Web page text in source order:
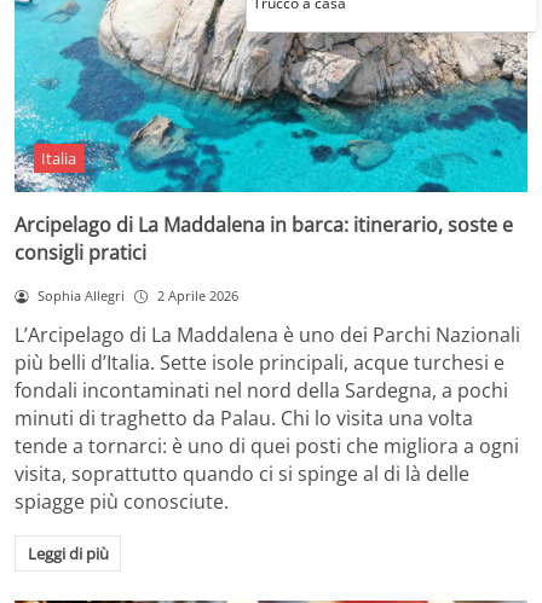
Italia
Arcipelago di La Maddalena in barca: itinerario, soste e
consigli pratici
Sophia Allegri 2 Aprile 2026
L’Arcipelago di La Maddalena è uno dei Parchi Nazionali
più belli d’Italia. Sette isole principali, acque turchesi e
fondali incontaminati nel nord della Sardegna, a pochi
minuti di traghetto da Palau. Chi lo visita una volta
tende a tornarci: è uno di quei posti che migliora a ogni
visita, soprattutto quando ci si spinge al di là delle
spiagge più conosciute.
Leggi di più